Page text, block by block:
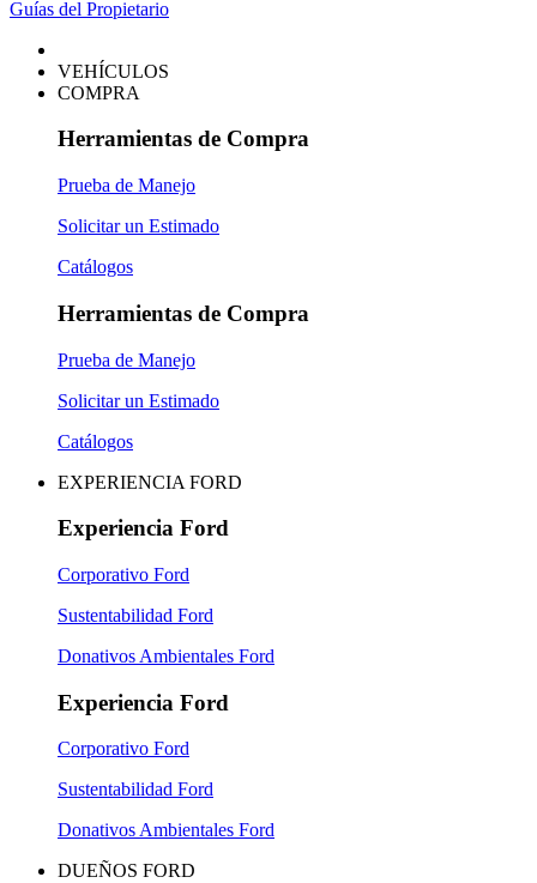
Guías del Propietario
VEHÍCULOS
COMPRA
Herramientas de Compra
Prueba de Manejo
Solicitar un Estimado
Catálogos
Herramientas de Compra
Prueba de Manejo
Solicitar un Estimado
Catálogos
EXPERIENCIA FORD
Experiencia Ford
Corporativo Ford
Sustentabilidad Ford
Donativos Ambientales Ford
Experiencia Ford
Corporativo Ford
Sustentabilidad Ford
Donativos Ambientales Ford
DUEÑOS FORD